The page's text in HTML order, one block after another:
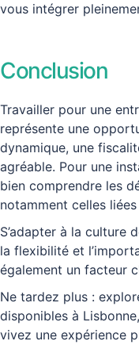
vous intégrer
Conclusion
Travailler pour une
représente une
dynamique, une
agréable. Pour une
bien comprendre les
notamment celles
S’adapter à la culture
la flexibilité et
également un facteur
Ne tardez plus :
disponibles à
vivez une expérience